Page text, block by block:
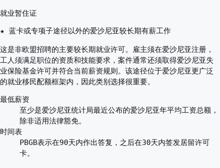
就业暂住证
★ 蓝卡或专项子途径以外的爱沙尼亚较长期有薪工作
这是非欧盟招聘的主要较长期就业许可。雇主须在爱沙尼亚注册，
工人须满足职位的资质和技能要求，案件通常还须取得爱沙尼亚失
业保险基金许可并符合当前薪资规则。该途径位于爱沙尼亚更广泛
的就业移民配额框架内，因此类别选择很重要。
最低薪资
至少是爱沙尼亚统计局最近公布的爱沙尼亚年平均工资总额，
除非适用法律豁免。
时间表
PBGB表示在90天内作出答复，之后在30天内签发居留许可
卡。